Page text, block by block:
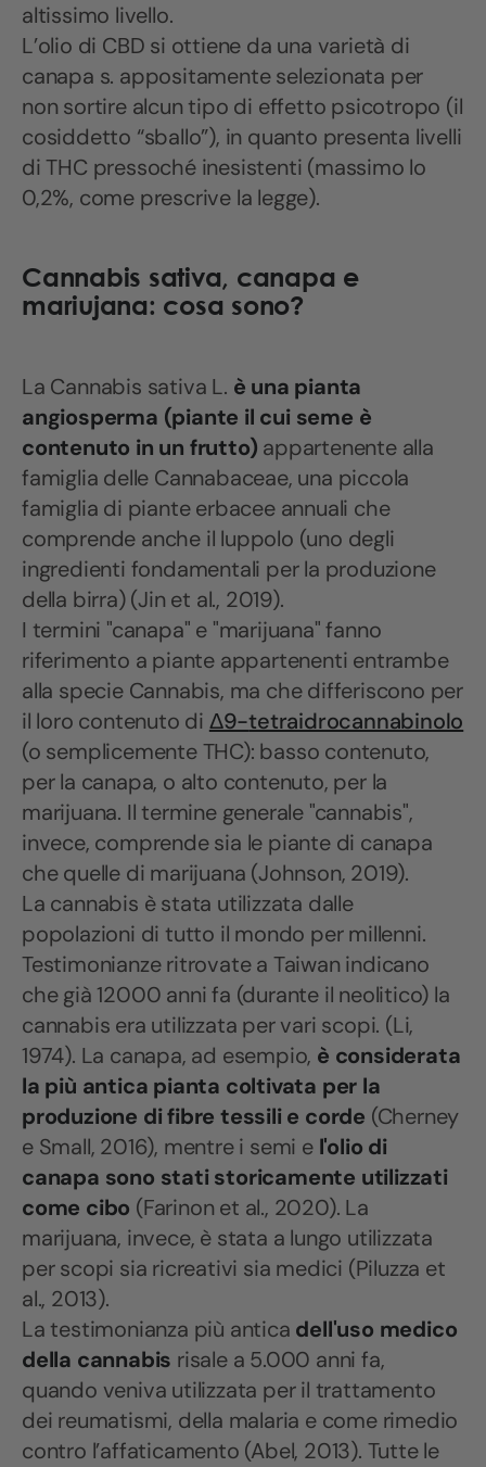
altissimo livello.
L’olio di CBD si ottiene da una varietà di
canapa s. appositamente selezionata per
non sortire alcun tipo di effetto psicotropo (il
cosiddetto “sballo”), in quanto presenta livelli
di THC pressoché inesistenti (massimo lo
0,2%, come prescrive la legge).
Cannabis sativa, canapa e
mariujana: cosa sono?
La Cannabis sativa L. è una pianta
angiosperma (piante il cui seme è
contenuto in un frutto) appartenente alla
famiglia delle Cannabaceae, una piccola
famiglia di piante erbacee annuali che
comprende anche il luppolo (uno degli
ingredienti fondamentali per la produzione
della birra) (Jin et al., 2019).
I termini "canapa" e "marijuana" fanno
riferimento a piante appartenenti entrambe
alla specie Cannabis, ma che differiscono per
il loro contenuto di Δ9-tetraidrocannabinolo
(o semplicemente THC): basso contenuto,
per la canapa, o alto contenuto, per la
marijuana. Il termine generale "cannabis",
invece, comprende sia le piante di canapa
che quelle di marijuana (Johnson, 2019).
La cannabis è stata utilizzata dalle
popolazioni di tutto il mondo per millenni.
Testimonianze ritrovate a Taiwan indicano
che già 12000 anni fa (durante il neolitico) la
cannabis era utilizzata per vari scopi. (Li,
1974). La canapa, ad esempio, è considerata
la più antica pianta coltivata per la
produzione di fibre tessili e corde (Cherney
e Small, 2016), mentre i semi e l'olio di
canapa sono stati storicamente utilizzati
come cibo (Farinon et al., 2020). La
marijuana, invece, è stata a lungo utilizzata
per scopi sia ricreativi sia medici (Piluzza et
al., 2013).
La testimonianza più antica dell'uso medico
della cannabis risale a 5.000 anni fa,
quando veniva utilizzata per il trattamento
dei reumatismi, della malaria e come rimedio
contro l’affaticamento (Abel, 2013). Tutte le